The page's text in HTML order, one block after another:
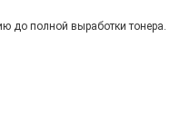
до полной выработки тонера.